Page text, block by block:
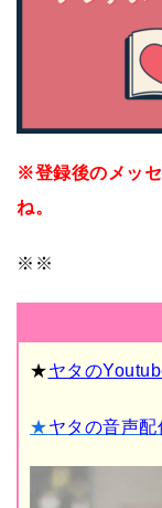
※登録後のメッ
ね。
※※
★ヤタの
★ヤタの音声